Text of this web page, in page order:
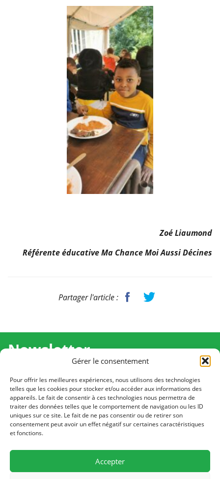
Gérer le consentement
Pour offrir les meilleures expériences, nous utilisons des technologies
telles que les cookies pour stocker et/ou accéder aux informations des
appareils. Le fait de consentir à ces technologies nous permettra de
traiter des données telles que le comportement de navigation ou les ID
uniques sur ce site. Le fait de ne pas consentir ou de retirer son
consentement peut avoir un effet négatif sur certaines caractéristiques
et fonctions.
Accepter
Zoé Liaumond
Référente éducative Ma Chance Moi Aussi Décines
Partager l'article :
Newsletter
Recevez l'actualité de Ma Chance Moi Aussi pour en
savoir plus sur nos temps forts et nos résultats.
Cliquez pour vous inscrire